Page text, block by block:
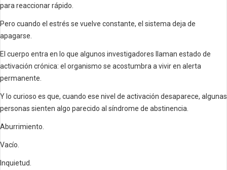
para reaccionar rápido.
Pero cuando el estrés se vuelve constante, el sistema deja de
apagarse.
El cuerpo entra en lo que algunos investigadores llaman estado de
activación crónica: el organismo se acostumbra a vivir en alerta
permanente.
Y lo curioso es que, cuando ese nivel de activación desaparece, algunas
personas sienten algo parecido al síndrome de abstinencia.
Aburrimiento.
Vacío.
Inquietud.